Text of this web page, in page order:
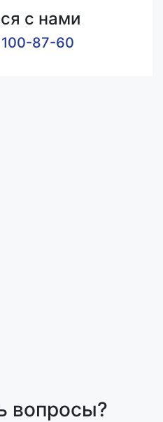
с нами
87-60
вопросы?